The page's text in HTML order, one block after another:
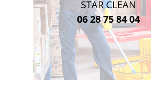
STAR CLEAN
06 28 75 84 04